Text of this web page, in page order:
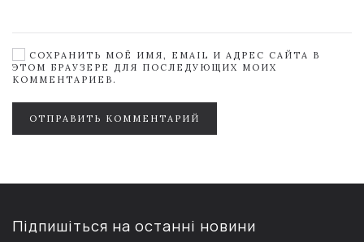
СОХРАНИТЬ МОЁ ИМЯ, EMAIL И АДРЕС САЙТА В
ЭТОМ БРАУЗЕРЕ ДЛЯ ПОСЛЕДУЮЩИХ МОИХ
КОММЕНТАРИЕВ.
ОТПРАВИТЬ КОММЕНТАРИЙ
Підпишіться на останні новини